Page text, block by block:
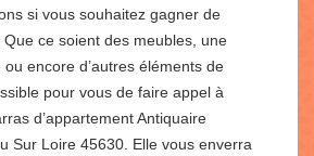
si vous souhaitez gagner de
Que ce soient des meubles, une
encore d’autres éléments de
pour vous de faire appel à
d’appartement Antiquaire
Sur Loire 45630. Elle vous enverra